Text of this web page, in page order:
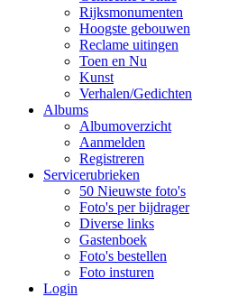
Rijksmonumenten
Hoogste gebouwen
Reclame uitingen
Toen en Nu
Kunst
Verhalen/Gedichten
Albums
Albumoverzicht
Aanmelden
Registreren
Servicerubrieken
50 Nieuwste foto's
Foto's per bijdrager
Diverse links
Gastenboek
Foto's bestellen
Foto insturen
Login